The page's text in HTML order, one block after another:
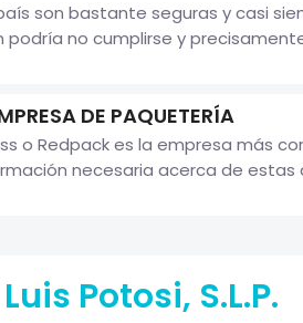
son bastante seguras y casi
no cumplirse y
DE PAQUETERÍA
o Redpack es la empresa más
necesaria acerca de estas
Potosi, S.L.P.